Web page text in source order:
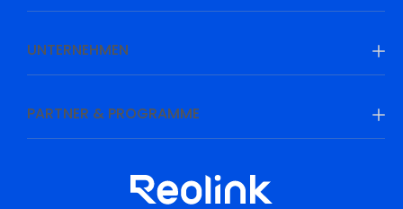
UNTERNEHMEN
PARTNER & PROGRAMME